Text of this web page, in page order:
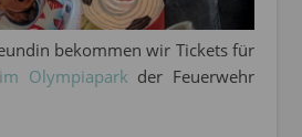
bekommen wir Tickets für
Olympiapark der Feuerwehr